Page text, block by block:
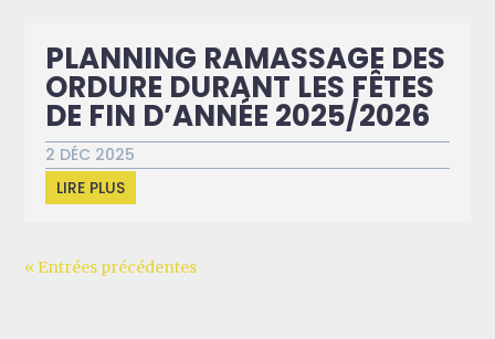
PLANNING RAMASSAGE DES
ORDURE DURANT LES FÊTES
DE FIN D’ANNÉE 2025/2026
2 DÉC 2025
LIRE PLUS
« Entrées précédentes